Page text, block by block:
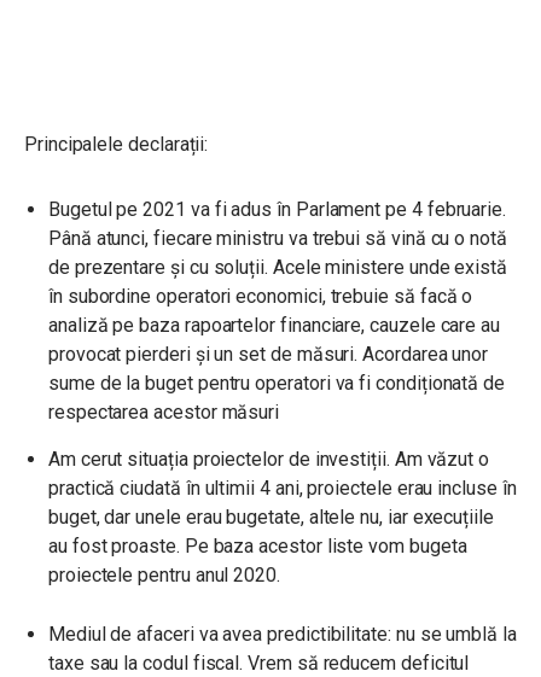
Principalele declarații:
Bugetul pe 2021 va fi adus în Parlament pe 4 februarie.
Până atunci, fiecare ministru va trebui să vină cu o notă
de prezentare și cu soluții. Acele ministere unde există
în subordine operatori economici, trebuie să facă o
analiză pe baza rapoartelor financiare, cauzele care au
provocat pierderi și un set de măsuri. Acordarea unor
sume de la buget pentru operatori va fi condiționată de
respectarea acestor măsuri
Am cerut situația proiectelor de investiții. Am văzut o
practică ciudată în ultimii 4 ani, proiectele erau incluse în
buget, dar unele erau bugetate, altele nu, iar execuțiile
au fost proaste. Pe baza acestor liste vom bugeta
proiectele pentru anul 2020.
Mediul de afaceri va avea predictibilitate: nu se umblă la
taxe sau la codul fiscal. Vrem să reducem deficitul